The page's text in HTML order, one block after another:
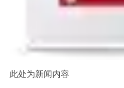
此处为新闻内容